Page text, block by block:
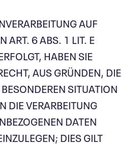
AUF
ART. 6 ABS. 1 LIT. E
HABEN SIE
AUS GRÜNDEN, DIE
SITUATION
DIE VERARBEITUNG
DATEN
DIES GILT